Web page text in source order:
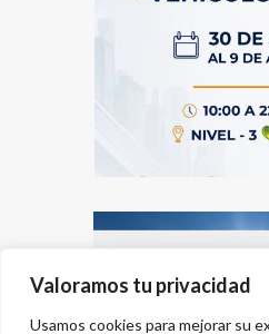
Valoramos tu privacidad
Usamos cookies para mejorar su